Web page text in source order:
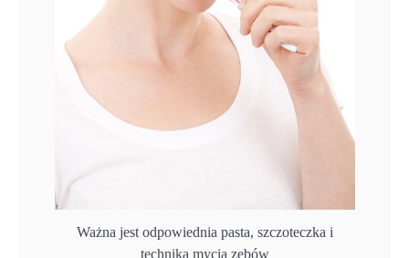
Ważna jest odpowiednia pasta, szczoteczka i
technika mycia zębów